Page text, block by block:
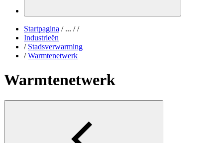
Startpagina /... / /
Industrieën
/ Stadsverwarming
/ Warmtenetwerk
Warmtenetwerk